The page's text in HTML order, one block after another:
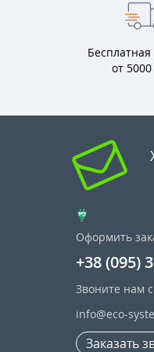
Бесплатная
от
Оформить
+38 (095)
Звоните нам
info@eco-
Заказать